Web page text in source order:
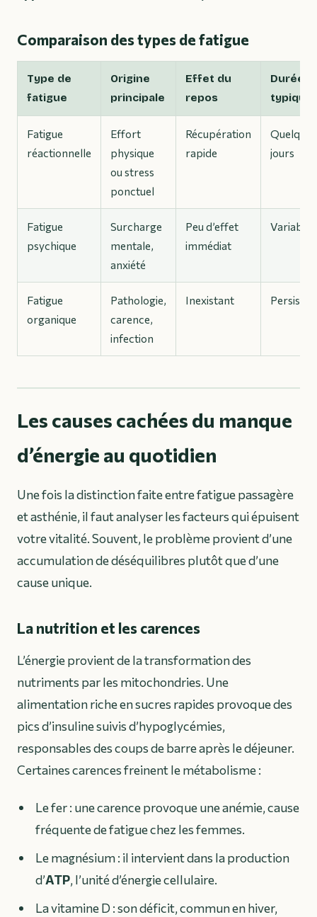
Comparaison des types de fatigue
Type de
fatigue
Origine
principale
Effet du
repos
Durée
typique
Fatigue
réactionnelle
Effort
physique
ou stress
ponctuel
Récupération
rapide
Quelques
jours
Fatigue
psychique
Surcharge
mentale,
anxiété
Peu d’effet
immédiat
Variable
Fatigue
organique
Pathologie,
carence,
infection
Inexistant
Les causes cachées du manque
d’énergie au quotidien
Une fois la distinction faite entre fatigue passagère
et asthénie, il faut analyser les facteurs qui épuisent
votre vitalité. Souvent, le problème provient d’une
accumulation de déséquilibres plutôt que d’une
cause unique.
La nutrition et les carences
L’énergie provient de la transformation des
nutriments par les mitochondries. Une
alimentation riche en sucres rapides provoque des
pics d’insuline suivis d’hypoglycémies,
responsables des coups de barre après le déjeuner.
Certaines carences freinent le métabolisme :
Le fer : une carence provoque une anémie, cause
fréquente de fatigue chez les femmes.
Le magnésium : il intervient dans la production
d’ATP, l’unité d’énergie cellulaire.
La vitamine D : son déficit, commun en hiver,